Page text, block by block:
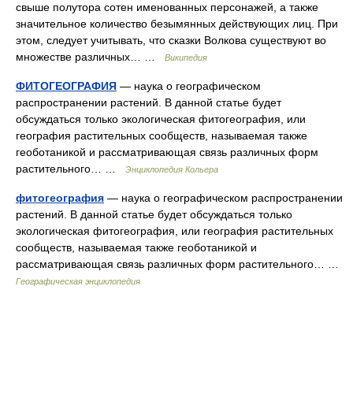
свыше полутора сотен именованных персонажей, а также
значительное количество безымянных действующих лиц. При
этом, следует учитывать, что сказки Волкова существуют во
множестве различных… …
Википедия
ФИТОГЕОГРАФИЯ — наука о географическом
распространении растений. В данной статье будет
обсуждаться только экологическая фитогеография, или
география растительных сообществ, называемая также
геоботаникой и рассматривающая связь различных форм
растительного… …
Энциклопедия Кольера
фитогеография — наука о географическом распространении
растений. В данной статье будет обсуждаться только
экологическая фитогеография, или география растительных
сообществ, называемая также геоботаникой и
рассматривающая связь различных форм растительного… …
Географическая энциклопедия